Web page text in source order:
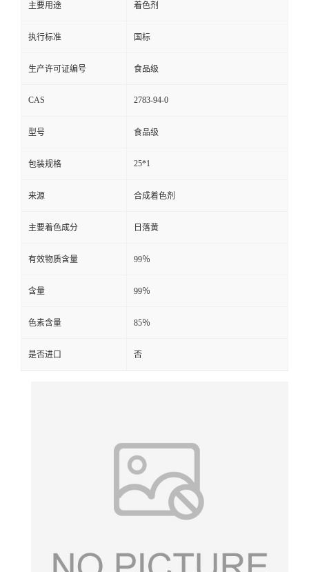
主要用途 着色剂
执行标准 国标
生产许可证编号 食品级
CAS 2783-94-0
型号 食品级
包装规格 25*1
来源 合成着色剂
主要着色成分 日落黄
有效物质含量 99％
含量 99％
色素含量 85％
是否进口 否